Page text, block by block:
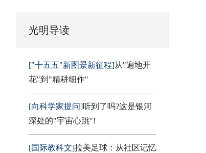
光明导读
["十五五"新图景新征程]从"遍地开
花"到"精耕细作"
[向科学家提问]听到了吗?这是银河
深处的"宇宙心跳"!
[国际教科文]拉美足球：从社区记忆